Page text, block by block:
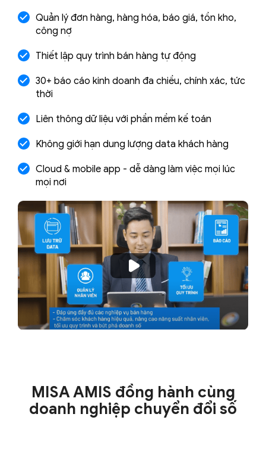
Quản lý đơn hàng, hàng hóa, báo giá, tồn kho,
công nợ
Thiết lập quy trình bán hàng tự động
30+ báo cáo kinh doanh đa chiều, chính xác, tức
thời
Liên thông dữ liệu với phần mềm kế toán
Không giới hạn dung lượng data khách hàng
Cloud & mobile app - dễ dàng làm việc mọi lúc
mọi nơi
MISA AMIS đồng hành cùng
doanh nghiệp chuyển đổi số